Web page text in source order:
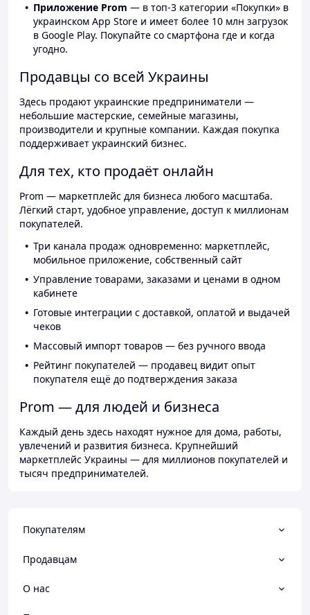
Приложение Prom — в топ-3 категории «Покупки» в
украинском App Store и имеет более 10 млн загрузок
в Google Play. Покупайте со смартфона где и когда
угодно.
Продавцы со всей Украины
Здесь продают украинские предприниматели —
небольшие мастерские, семейные магазины,
производители и крупные компании. Каждая покупка
поддерживает украинский бизнес.
Для тех, кто продаёт онлайн
Prom — маркетплейс для бизнеса любого масштаба.
Лёгкий старт, удобное управление, доступ к миллионам
покупателей.
Три канала продаж одновременно: маркетплейс,
мобильное приложение, собственный сайт
Управление товарами, заказами и ценами в одном
кабинете
Готовые интеграции с доставкой, оплатой и выдачей
чеков
Массовый импорт товаров — без ручного ввода
Рейтинг покупателей — продавец видит опыт
покупателя ещё до подтверждения заказа
Prom — для людей и бизнеса
Каждый день здесь находят нужное для дома, работы,
увлечений и развития бизнеса. Крупнейший
маркетплейс Украины — для миллионов покупателей и
тысяч предпринимателей.
Покупателям
Продавцам
О нас